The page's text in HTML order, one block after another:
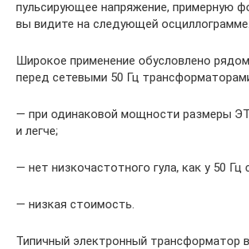
пульсирующее напряжение, примерную
вы видите на следующей осциллограмме.
Широкое применение обусловлено
перед сетевыми 50 Гц
— при одинаковой мощности размеры
и легче;
— нет низкочастотного гула, как у 50 Гц
— низкая стоимость.
Типичный электронный трансформатор